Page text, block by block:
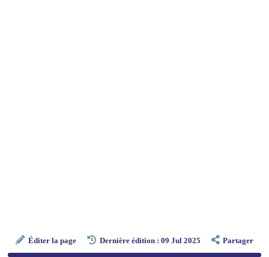
Éditer la page Dernière édition : 09 Jul 2025 Partager